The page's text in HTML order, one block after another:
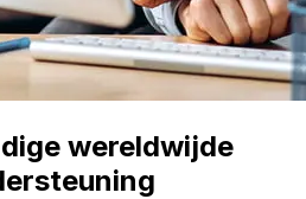
wereldwijde